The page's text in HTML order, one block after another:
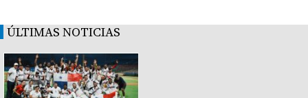
ÚLTIMAS NOTICIAS